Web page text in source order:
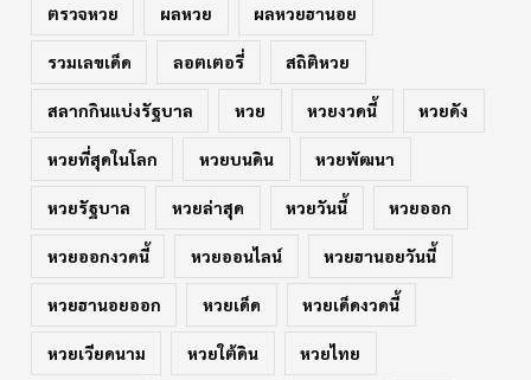
ตรวจหวย ผลหวย ผลหวยฮานอย
รวมเลขเด็ด ลอตเตอรี่ สถิติหวย
สลากกินแบ่งรัฐบาล หวย หวยงวดนี้ หวยดัง
หวยที่สุดในโลก หวยบนดิน หวยพัฒนา
หวยรัฐบาล หวยล่าสุด หวยวันนี้ หวยออก
หวยออกงวดนี้ หวยออนไลน์ หวยฮานอยวันนี้
หวยฮานอยออก หวยเด็ด หวยเด็ดงวดนี้
หวยเวียดนาม หวยใต้ดิน หวยไทย